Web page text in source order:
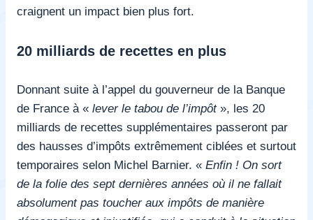
craignent un impact bien plus fort.
20 milliards de recettes en plus
Donnant suite à l’appel du gouverneur de la Banque
de France à « lever le tabou de l’impôt », les 20
milliards de recettes supplémentaires passeront par
des hausses d’impôts extrêmement ciblées et surtout
temporaires selon Michel Barnier. « Enfin ! On sort
de la folie des sept dernières années où il ne fallait
absolument pas toucher aux impôts de manière